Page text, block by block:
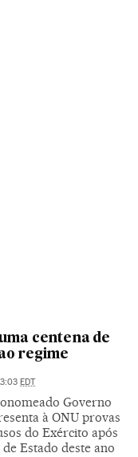
centena de
regime
EDT
Governo
à ONU provas
do Exército após
Estado deste ano